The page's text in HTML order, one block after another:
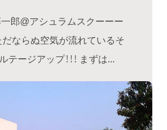
郎@アシュラムスクーーー
だならぬ空気が流れているそ
テージアップ！！！ まずは...